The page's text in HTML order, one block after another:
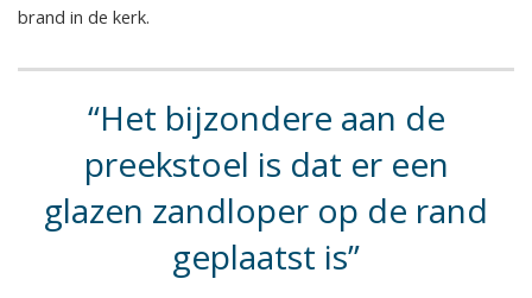
brand in de kerk.
Het bijzondere aan de
preekstoel is dat er een
glazen zandloper op de rand
geplaatst is